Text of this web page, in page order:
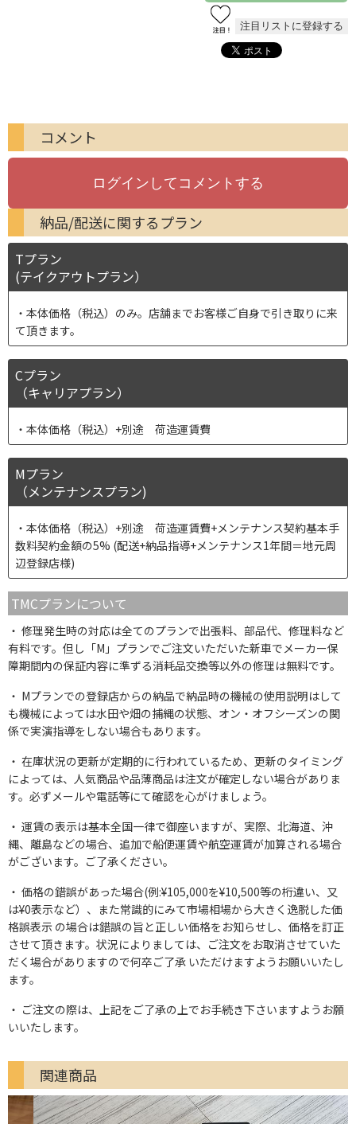
コメント
納品/配送に関するプラン
Tプラン
(テイクアウトプラン）
本体価格（税込）のみ。店舗までお客様ご自身で引き取りに来
て頂きます。
Cプラン
（キャリアプラン）
本体価格（税込）+別途 荷造運賃費
Mプラン
（メンテナンスプラン)
本体価格（税込）+別途 荷造運賃費+メンテナンス契約基本手
数料契約金額の5% (配送+納品指導+メンテナンス1年間＝地元周
辺登録店様)
TMCプランについて
修理発生時の対応は全てのプランで出張料、部品代、修理料など
有料です。但し「M」プランでご注文いただいた新車でメーカー保
障期間内の保証内容に準ずる消耗品交換等以外の修理は無料です。
Mプランでの登録店からの納品で納品時の機械の使用説明はして
も機械によっては水田や畑の捕縄の状態、オン・オフシーズンの関
係で実演指導をしない場合もあります。
在庫状況の更新が定期的に行われているため、更新のタイミング
によっては、人気商品や品薄商品は注文が確定しない場合がありま
す。必ずメールや電話等にて確認を心がけましょう。
運賃の表示は基本全国一律で御座いますが、実際、北海道、沖
縄、離島などの場合、追加で船便運賃や航空運賃が加算される場合
がございます。ご了承ください。
価格の錯誤があった場合(例:¥105,000を¥10,500等の桁違い、又
は¥0表示など）、また常識的にみて市場相場から大きく逸脱した価
格誤表示 の場合は錯誤の旨と正しい価格をお知らせし、価格を訂正
させて頂きます。状況によりましては、ご注文をお取消させていた
だく場合がありますので何卒ご了承 いただけますようお願いいたし
ます。
ご注文の際は、上記をご了承の上でお手続き下さいますようお願
いいたします。
関連商品